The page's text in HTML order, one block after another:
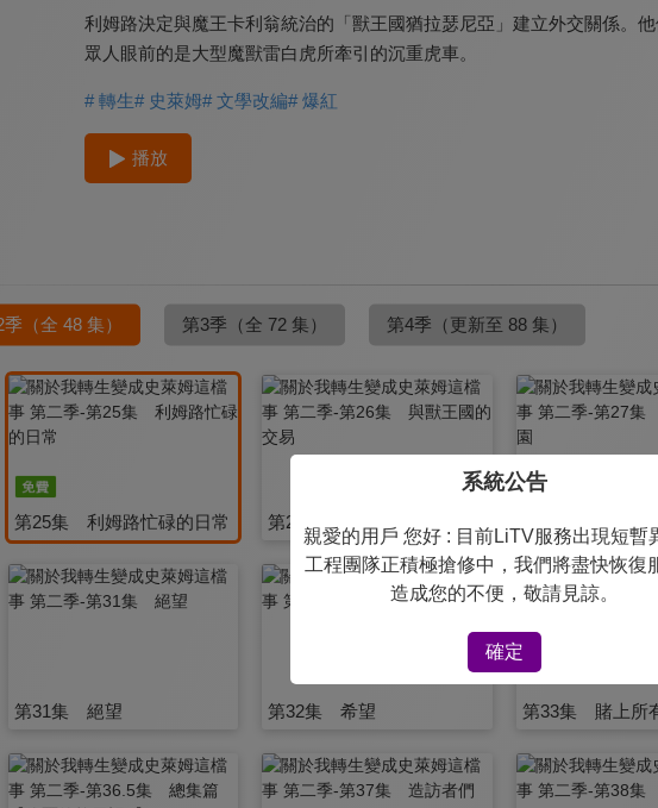
利姆路決定與魔王卡利翁統治的「獸王國猶拉瑟尼亞」建立外交關係。
眾人眼前的是大型魔獸雷白虎所牽引的沉重虎車。
# 轉生# 史萊姆# 文學改編# 爆紅
播放
季 （全 48 集） 第3季 （全 72 集） 第4季 （更新至 88 集）
第25集 利姆路忙碌的日常 第26集 與獸王國的交易 第27集 再次來
第31集 絕望 第32集 希望 第33集 賭上所
系統公告
親愛的用戶 您好 : 目前LiTV服務出現短暫
工程團隊正積極搶修中，我們將盡快恢復
造成您的不便，敬請見諒。
確定